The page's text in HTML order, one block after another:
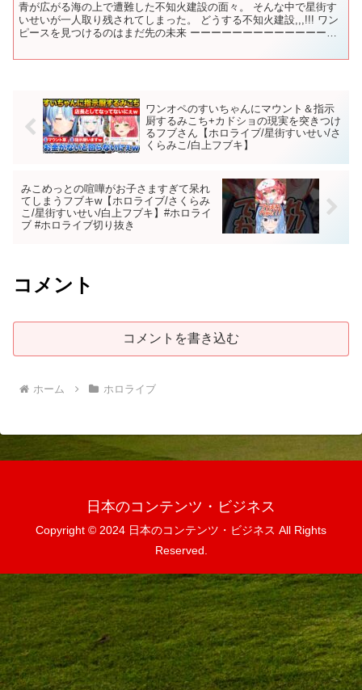
青が広がる海の上で遭難した不知火建設の面々。 そんな中で星街す
いせいが一人取り残されてしまった。 どうする不知火建設,,,!!! ワン
ピースを見つけるのはまだ先の未来 ーーーーーーーーーーーーーー
ワンオペのすいちゃんにマウント＆指示
厨するみこち+カドショの現実を突きつけ
るフブさん【ホロライブ/星街すいせい/さ
くらみこ/白上フブキ】
みこめっとの喧嘩がお子さますぎて呆れ
てしまうフブキw【ホロライブ/さくらみ
こ/星街すいせい/白上フブキ】#ホロライ
ブ #ホロライブ切り抜き
コメント
コメントを書き込む
ホーム ホロライブ
日本のコンテンツ・ビジネス
Copyright © 2024 日本のコンテンツ・ビジネス All Rights
Reserved.